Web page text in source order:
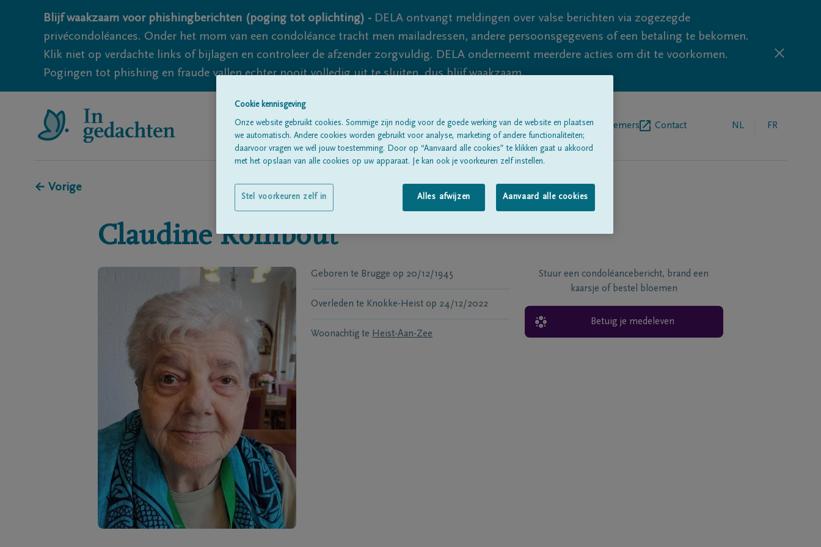
Blijf waakzaam voor phishingberichten (poging tot oplichting) - DELA ontvangt meldingen over valse berichten via zogezegde
privécondoléances. Onder het mom van een condoléance tracht men mailadressen, andere persoonsgegevens of een betaling te bekomen.
Klik niet op verdachte links of bijlagen en controleer de afzender zorgvuldig. DELA onderneemt meerdere acties om dit te voorkomen.
Pogingen tot phishing en fraude vallen echter nooit volledig uit te sluiten, dus blijf waakzaam.
Alle rouwberichtenOver onsBegrafenisondernemers Contact NL FR
← Vorige
Claudine Rombout
Geboren te Brugge op 20/12/1945
Overleden te Knokke-Heist op 24/12/2022
Woonachtig te Heist-Aan-Zee
Stuur een condoléancebericht, brand een
kaarsje of bestel bloemen
Betuig je medeleven
Cookie kennisgeving
Onze website gebruikt cookies. Sommige zijn nodig voor de goede werking van de website en plaatsen
we automatisch. Andere cookies worden gebruikt voor analyse, marketing of andere functionaliteiten;
daarvoor vragen we wél jouw toestemming. Door op “Aanvaard alle cookies” te klikken gaat u akkoord
met het opslaan van alle cookies op uw apparaat. Je kan ook je voorkeuren zelf instellen.
Alles afwijzen Aanvaard alle cookies
Stel voorkeuren zelf in